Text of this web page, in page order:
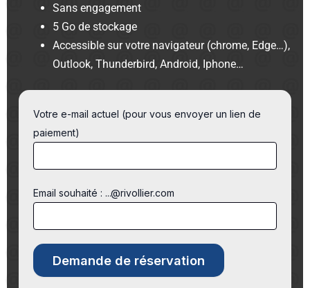
Sans engagement
5 Go de stockage
Accessible sur votre navigateur (chrome, Edge…),
Outlook, Thunderbird, Android, Iphone…
Votre e-mail actuel (pour vous envoyer un lien de
paiement)
Email souhaité : ...@rivollier.com